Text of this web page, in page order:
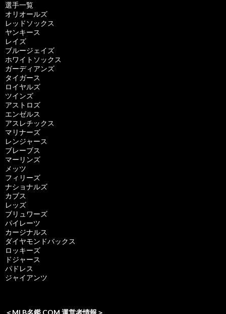
選手一覧
オリオールズ
レッドソックス
ヤンキース
レイズ
ブルージェイズ
ホワイトソックス
ガーディアンズ
タイガース
ロイヤルズ
ツインズ
アストロズ
エンゼルス
アスレチックス
マリナーズ
レンジャース
ブレーブス
マーリンズ
メッツ
フィリーズ
ナショナルズ
カブス
レッズ
ブリュワーズ
パイレーツ
カージナルス
ダイヤモンドバックス
ロッキーズ
ドジャース
パドレス
ジャイアンツ